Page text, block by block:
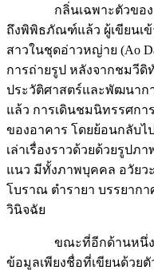
กลิ่นเฉพาะตัวของสมุ
ถึงพิพิธภัณฑ์แล้ว ผู้เขียนเ
สาวในชุดอ่าวหญ่าย (Ao
การถ่ายรูป หลังจากชมวีดิ
ประวัติศาสตร์และพัฒนาก
แล้ว การเดินชมนิทรรศกา
ของอาคาร โดยย้อนกลับ
เล่าเรื่องราวด้วยด้วยรูปภ
แนว มีทั้งภาพบุคคล อวัยว
โบราณ ตำรายา บรรยาก
วินิจฉัย
ขณะที่อีกด้านหนึ่งเป็น
ข้อมูลเพียงชื่อที่เขียนด้วย